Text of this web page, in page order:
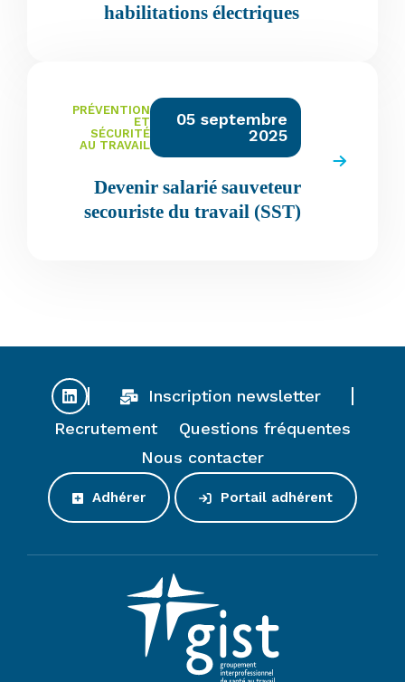
habilitations électriques
PRÉVENTION
ET
SÉCURITÉ
AU TRAVAIL
05 septembre
2025
Devenir salarié sauveteur
secouriste du travail (SST)
Inscription newsletter
Recrutement
Questions fréquentes
Nous contacter
Adhérer Portail adhérent